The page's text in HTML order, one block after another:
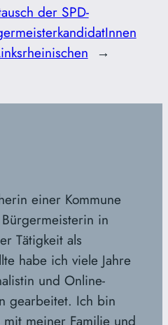
der SPD-
→
einer Kommune
in
Tätigkeit als
habe ich viele Jahre
und Online-
gearbeitet. Ich bin
meiner Familie und